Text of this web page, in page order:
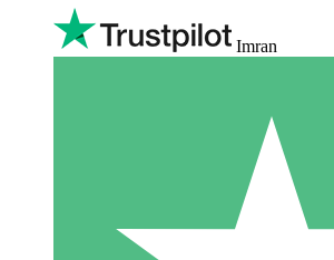
Imran